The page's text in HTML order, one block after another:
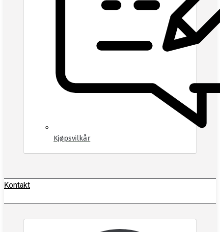
Kjøpsvilkår
Kontakt